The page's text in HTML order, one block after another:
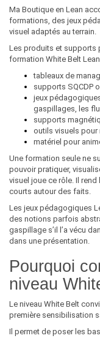
Ma Boutique en Lean
formations, des jeux
visuel adaptés au terrain.
Les produits et supports
formation White Belt
tableaux de
supports SQCDP
jeux
gaspillages, les
supports
outils visuels pour
matériel pour
Une formation seule ne
pouvoir pratiquer,
visuel joue ce rôle. Il
courts autour des faits.
Les jeux pédagogiques
des notions parfois
gaspillage s’il l’a vécu
dans une présentation.
Pourquoi
niveau
Le niveau White Belt
première sensibilisation
Il permet de poser les